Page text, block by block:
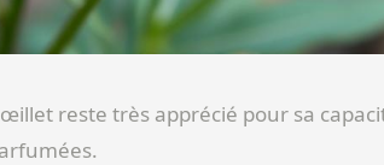
reste très apprécié pour sa